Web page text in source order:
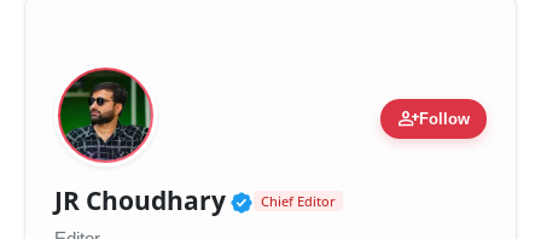
person_addFollow
JR Choudhary Verified Public Figure
Chief Editor